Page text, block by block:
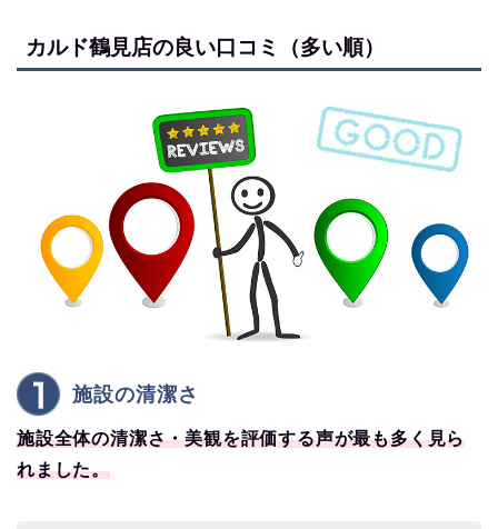
カルド鶴見店の良い口コミ（多い順）
施設の清潔さ
施設全体の清潔さ・美観を評価する声が最も多く見ら
れました。